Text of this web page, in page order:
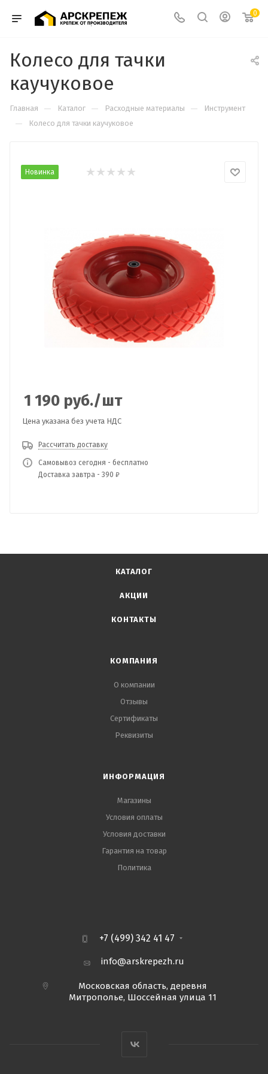
0
Колесо для тачки
каучуковое
Главная — Каталог — Расходные материалы — Инструмент
— Колесо для тачки каучуковое
Новинка
1 190 руб./шт
Цена указана без учета НДС
Рассчитать доставку
Самовывоз сегодня - бесплатно
Доставка завтра - 390 ₽
КАТАЛОГ
АКЦИИ
КОНТАКТЫ
КОМПАНИЯ
О компании
Отзывы
Сертификаты
Реквизиты
ИНФОРМАЦИЯ
Магазины
Условия оплаты
Условия доставки
Гарантия на товар
Политика
+7 (499) 342 41 47
info@arskrepezh.ru
Московская область, деревня
Митрополье, Шоссейная улица 11